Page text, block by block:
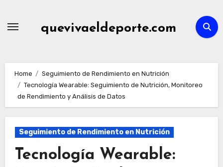
quevivaeldeporte.com
Home
Seguimiento de Rendimiento en Nutrición
Tecnología Wearable: Seguimiento de Nutrición, Monitoreo
de Rendimiento y Análisis de Datos
Seguimiento de Rendimiento en Nutrición
Tecnología Wearable: